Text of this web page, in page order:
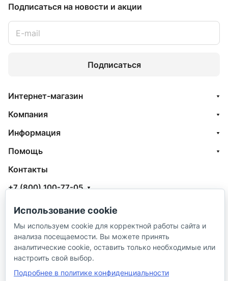
Подписаться на новости и акции
Подписаться
Интернет-магазин
Компания
Информация
Помощь
Контакты
+7 (800) 100-77-05
info@aquatehnik.com
г. Краснодар (Центр),
ул. Чкалова, 167
Использование cookie
Мы используем cookie для корректной работы сайта и
анализа посещаемости. Вы можете принять
аналитические cookie, оставить только необходимые или
настроить свой выбор.
Подробнее в политике конфиденциальности